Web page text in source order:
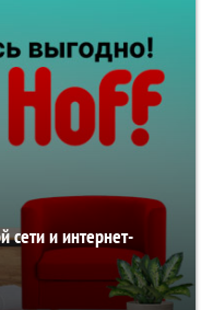
сети и интернет-